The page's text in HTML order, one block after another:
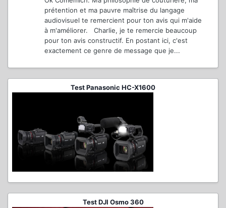
prétention et ma pauvre maîtrise du langage
audiovisuel te remercient pour ton avis qui m'aide
à m'améliorer. Charlie, je te remercie beaucoup
pour ton avis constructif. En postant ici, c'est
exactement ce genre de message que je...
Test Panasonic HC-X1600
Test DJI Osmo 360